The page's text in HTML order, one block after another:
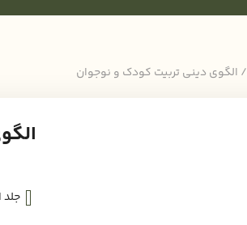
/ الگوی دینی تربیت کودک و نوجوان
جلد